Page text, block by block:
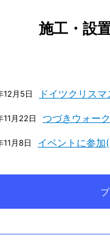
施工・設
ドイツクリス
12月5日
つづきウォー
11月22日
イベントに参加
月8日